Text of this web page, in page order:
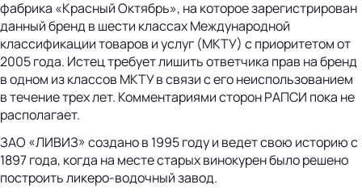
фабрика «Красный Октябрь», на которое зарегистрирован
данный бренд в шести классах Международной
классификации товаров и услуг (МКТУ) с приоритетом от
2005 года. Истец требует лишить ответчика прав на бренд
в одном из классов МКТУ в связи с его неиспользованием
в течение трех лет. Комментариями сторон РАПСИ пока не
располагает.
ЗАО «ЛИВИЗ» создано в 1995 году и ведет свою историю с
1897 года, когда на месте старых винокурен было решено
построить ликеро-водочный завод.